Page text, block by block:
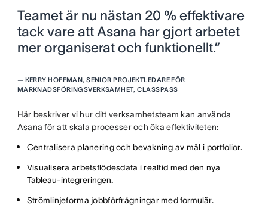
Teamet är nu nästan 20 % effektivare
tack vare att Asana har gjort arbetet
mer organiserat och funktionellt.”
— KERRY HOFFMAN, SENIOR PROJEKTLEDARE FÖR
MARKNADSFÖRINGSVERKSAMHET, CLASSPASS
Här beskriver vi hur ditt verksamhetsteam kan använda
Asana för att skala processer och öka effektiviteten:
Centralisera planering och bevakning av mål i portfolior.
Visualisera arbetsflödesdata i realtid med den nya
Tableau-integreringen.
Strömlinjeforma jobbförfrågningar medformulär.